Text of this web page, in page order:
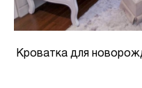
Кроватка для